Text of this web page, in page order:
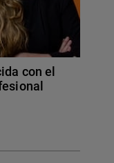
con el